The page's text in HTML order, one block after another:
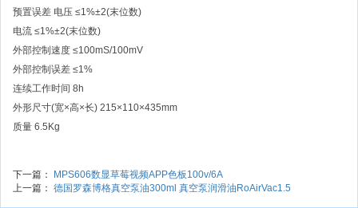
预置误差 电压 ≤1%±2(末位数)
电流 ≤1%±2(末位数)
外部控制速度 ≤100mS/100mV
外部控制误差 ≤1%
连续工作时间 8h
外形尺寸(宽×高×长) 215×110×435mm
质量 6.5Kg
下一篇：
MPS606数显草莓视频APP色板100v/6A
上一篇： 德国罗森博格真空泵油300ml 真空泵润滑油RoAirVac1.5